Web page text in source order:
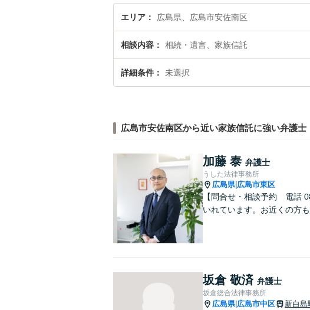
エリア 広島県、広島市安佐南区
相談内容 相続・遺言、家族信託
詳細条件 未選択
広島市安佐南区から近い家族信託に強い弁護士
加藤 泰 弁護士
うした法律事務所
広島県| 広島市東区
【問合せ・相談予約 電話
いれています。お近くの方
坂倉 敬済 弁護士
坂倉総合法律事務所
広島県| 広島市中区 新白島